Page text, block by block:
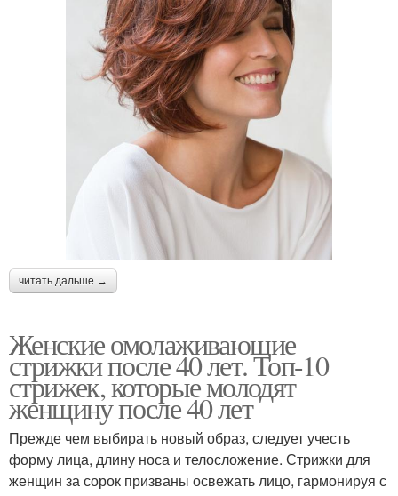
читать дальше →
Женские омолаживающие
стрижки после 40 лет. Топ-10
стрижек, которые молодят
женщину после 40 лет
Прежде чем выбирать новый образ, следует учесть
форму лица, длину носа и телосложение. Стрижки для
женщин за сорок призваны освежать лицо, гармонируя с